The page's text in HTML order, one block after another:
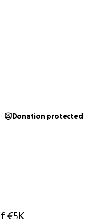
€5K
dass das
und freuen uns auf
ersehnten Projekts!
and Remembrance!
While the
Donation protected